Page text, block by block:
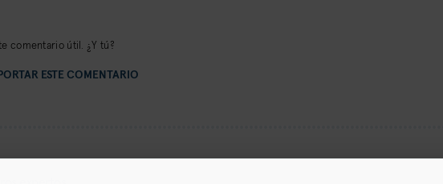
comentario útil. ¿Y tú?
ESTE COMENTARIO